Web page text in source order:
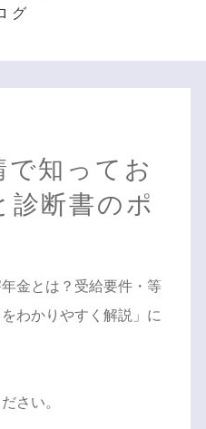
グ
で知ってお
診断書のポ
金とは？受給要件・等
わかりやすく解説」に
さい。